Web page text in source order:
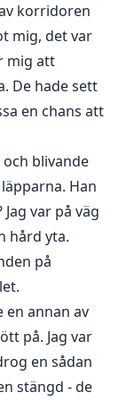
korridoren
mig, det var
mig att
De hade sett
en chans att
och blivande
Han
var på väg
hård yta.
på
en annan av
på. Jag var
en sådan
stängd - de